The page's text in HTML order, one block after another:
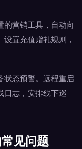
的营销工具，自动向
置充值赠礼规则，
状态预警。远程重启
日志，安排线下巡
见问题